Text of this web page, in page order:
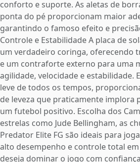
conforto e suporte. As aletas de
ponta do pé proporcionam maior
garantindo o famoso efeito e
Controle e Estabilidade A placa de
um verdadeiro coringa, oferecendo
e um contraforte externo para uma
agilidade, velocidade e estabilidade.
leve de todos os tempos,
de leveza que praticamente implora
um futebol positivo. Escolha dos
estrelas como Jude Bellingham, as
Predator Elite FG são ideais para
alto desempenho e controle total em
deseja dominar o jogo com